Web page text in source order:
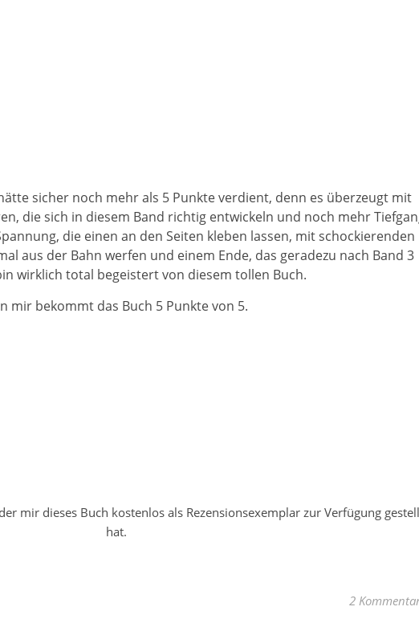
sicher noch mehr als 5 Punkte verdient, denn es überzeugt mit
die sich in diesem Band richtig entwickeln und noch mehr
die einen an den Seiten kleben lassen, mit schockierenden
aus der Bahn werfen und einem Ende, das geradezu nach Band 3
wirklich total begeistert von diesem tollen Buch.
mir bekommt das Buch 5 Punkte von 5.
mir dieses Buch kostenlos als Rezensionsexemplar zur Verfügung
hat.
2